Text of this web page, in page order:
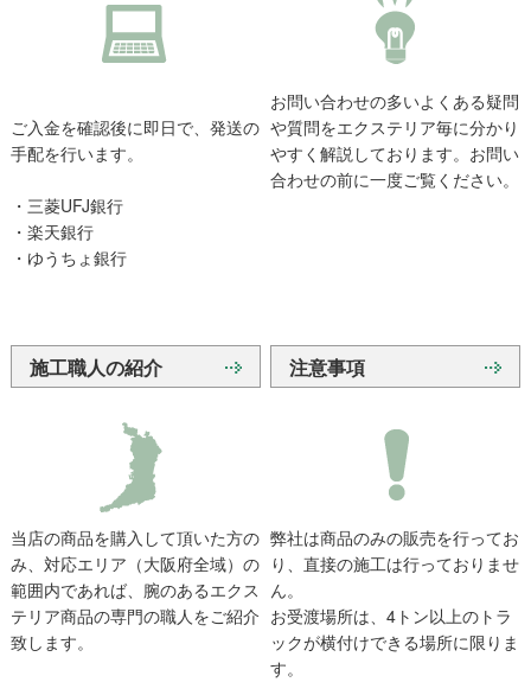
ご入金を確認後に即日で、発送の
手配を行います。
・三菱UFJ銀行
・楽天銀行
・ゆうちょ銀行
お問い合わせの多いよくある疑問
や質問をエクステリア毎に分かり
やすく解説しております。お問い
合わせの前に一度ご覧ください。
施工職人の紹介
当店の商品を購入して頂いた方の
み、対応エリア（大阪府全域）の
範囲内であれば、腕のあるエクス
テリア商品の専門の職人をご紹介
致します。
注意事項
弊社は商品のみの販売を行ってお
り、直接の施工は行っておりませ
ん。
お受渡場所は、4トン以上のトラ
ックが横付けできる場所に限りま
す。